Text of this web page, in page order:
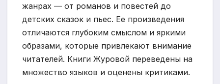
жанрах — от романов и повестей до
детских сказок и пьес. Ее произведения
отличаются глубоким смыслом и яркими
образами, которые привлекают внимание
читателей. Книги Журовой переведены на
множество языков и оценены критиками.